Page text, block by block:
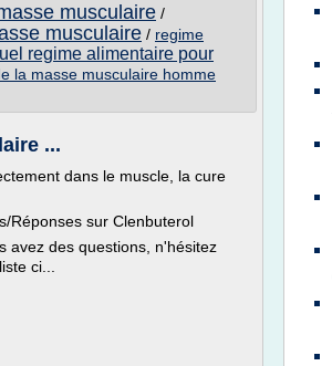
musculaire /
musculaire / regime
regime alimentaire pour
la masse musculaire homme
...
dans le muscle, la cure
Réponses sur Clenbuterol
avez des questions, n'hésitez
ci...